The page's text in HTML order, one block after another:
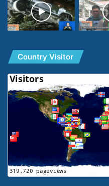
Country Visitor